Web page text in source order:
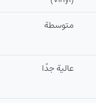
متوسطة
عالية جدًا